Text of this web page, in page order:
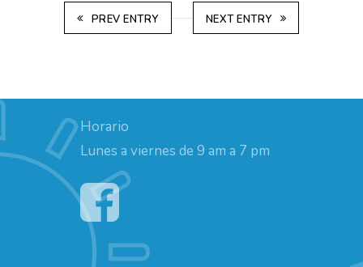
PREV ENTRY NEXT ENTRY
Horario
Lunes a viernes de 9 am a 7 pm